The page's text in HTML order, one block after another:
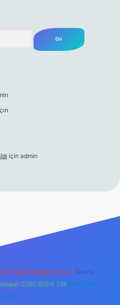
için admin
Teams:
0262 606 0 726 Telegram: